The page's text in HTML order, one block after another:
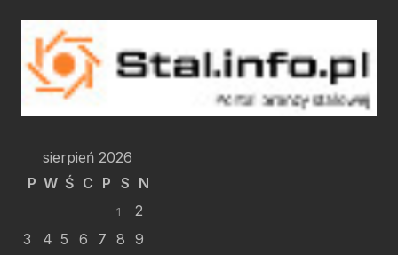
sierpień 2026
P W Ś C P S N
1
2
3
4 5 6 7 8 9